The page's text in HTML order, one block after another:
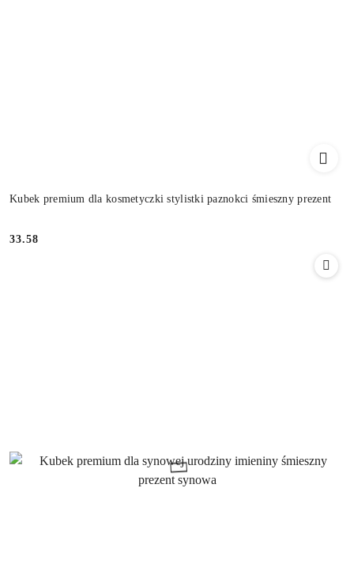
Kubek premium dla kosmetyczki stylistki paznokci śmieszny prezent
Cena:
33.58